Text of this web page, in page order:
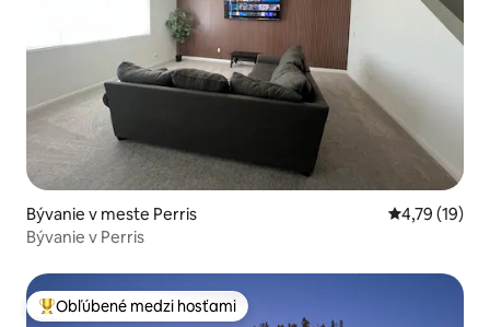
Bývanie v meste Perris Priemerné
4,79 (19)
Bývanie v Perris
Najobľúbenejšie medzi hosťami
Obľúbené medzi hosťami